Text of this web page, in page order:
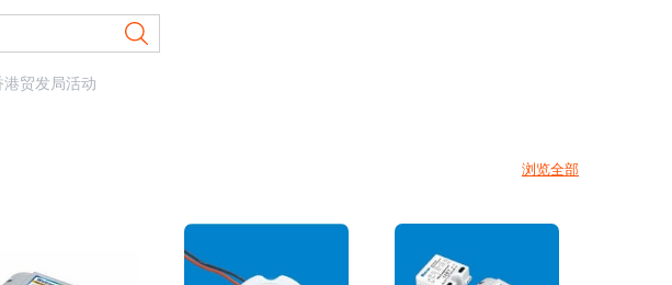
港贸发局活动
浏览全部